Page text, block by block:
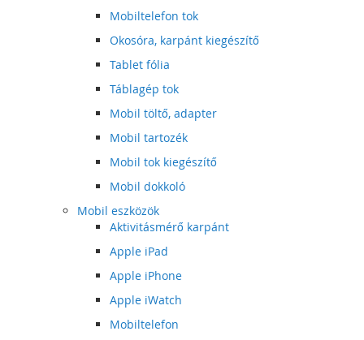
Mobiltelefon tok
Okosóra, karpánt kiegészítő
Tablet fólia
Táblagép tok
Mobil töltő, adapter
Mobil tartozék
Mobil tok kiegészítő
Mobil dokkoló
Mobil eszközök
Aktivitásmérő karpánt
Apple iPad
Apple iPhone
Apple iWatch
Mobiltelefon